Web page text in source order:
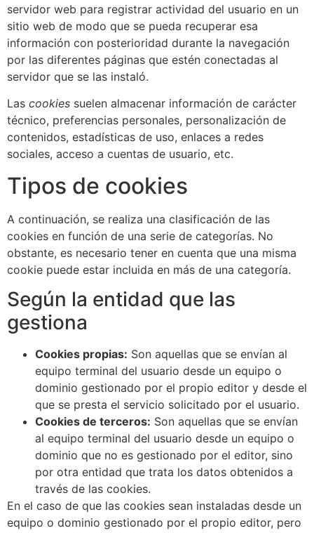
servidor web para registrar actividad del usuario en un
sitio web de modo que se pueda recuperar esa
información con posterioridad durante la navegación
por las diferentes páginas que estén conectadas al
servidor que se las instaló.
Las cookies suelen almacenar información de carácter
técnico, preferencias personales, personalización de
contenidos, estadísticas de uso, enlaces a redes
sociales, acceso a cuentas de usuario, etc.
Tipos de cookies
A continuación, se realiza una clasificación de las
cookies en función de una serie de categorías. No
obstante, es necesario tener en cuenta que una misma
cookie puede estar incluida en más de una categoría.
Según la entidad que las
gestiona
Cookies propias: Son aquellas que se envían al
equipo terminal del usuario desde un equipo o
dominio gestionado por el propio editor y desde el
que se presta el servicio solicitado por el usuario.
Cookies de terceros: Son aquellas que se envían
al equipo terminal del usuario desde un equipo o
dominio que no es gestionado por el editor, sino
por otra entidad que trata los datos obtenidos a
través de las cookies.
En el caso de que las cookies sean instaladas desde un
equipo o dominio gestionado por el propio editor, pero